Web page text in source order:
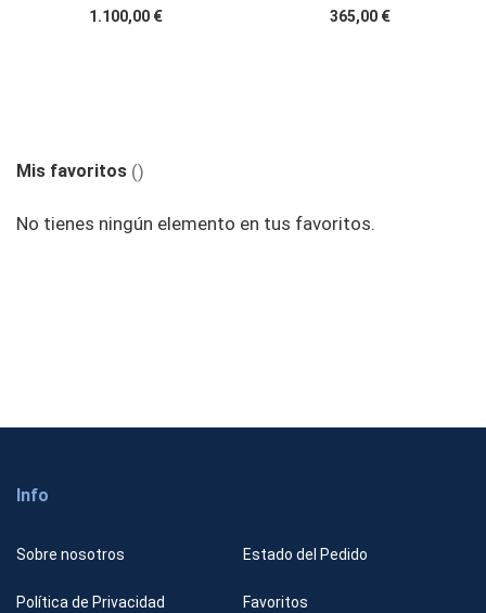
1.100,00 € 365,00 €
Mis favoritos
No tienes ningún elemento en tus favoritos.
Info
Sobre nosotros
Política de Privacidad
Estado del Pedido
Favoritos